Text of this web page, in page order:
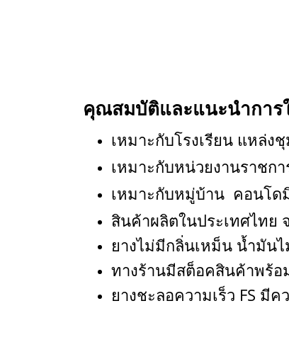
คุณสมบัติและแนะนำการ
เหมาะกับโรงเรียน แหล่ง
เหมาะกับหน่วยงานราชกา
เหมาะกับหมู่บ้าน คอนโด
สินค้าผลิตในประเทศไทย
ยางไม่มีกลิ่นเหม็น น้ำมัน
ทางร้านมีสต็อคสินค้าพร้อ
ยางชะลอความเร็ว FS มี